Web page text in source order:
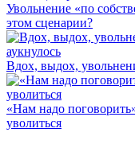
Увольнение «по
этом сценарии?
Вдох, выдох,
«Нам надо
уволиться